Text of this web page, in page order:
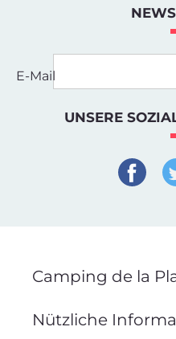
E-Mail
UNSERE
Camping de la
Nützliche